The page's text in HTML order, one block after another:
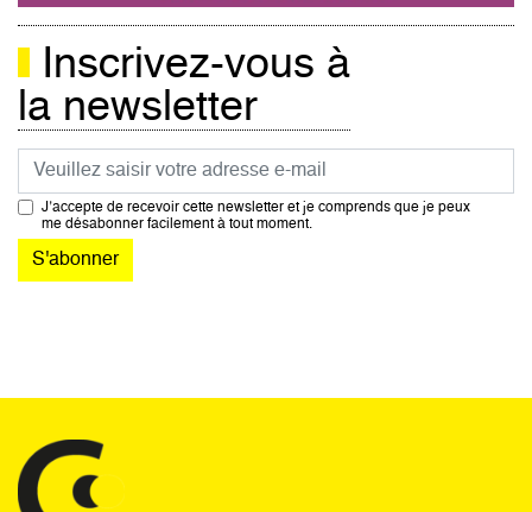
Inscrivez-vous à
la newsletter
Courriel
J’accepte de recevoir cette newsletter et je comprends que je peux
me désabonner facilement à tout moment.